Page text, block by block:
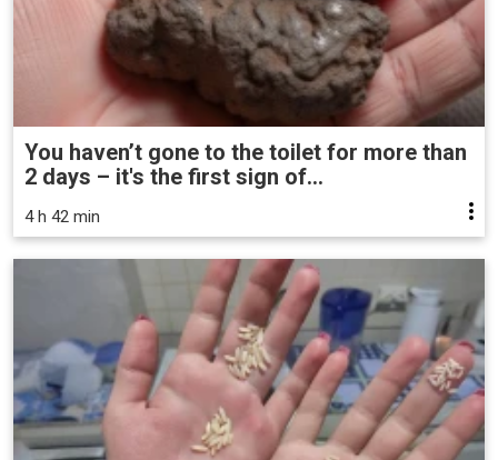
You haven’t gone to the toilet for more than
2 days – it's the first sign of...
4 h 42 min